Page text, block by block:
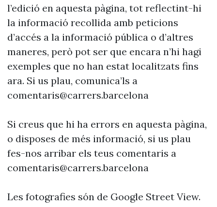
l’edició en aquesta pàgina, tot reflectint-hi
la informació recollida amb peticions
d’accés a la informació pública o d’altres
maneres, però pot ser que encara n’hi hagi
exemples que no han estat localitzats fins
ara. Si us plau, comunica’ls a
comentaris@carrers.barcelona
Si creus que hi ha errors en aquesta pàgina,
o disposes de més informació, si us plau
fes-nos arribar els teus comentaris a
comentaris@carrers.barcelona
Les fotografies són de Google Street View.